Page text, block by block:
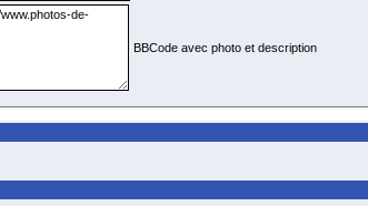
BBCode avec photo et description